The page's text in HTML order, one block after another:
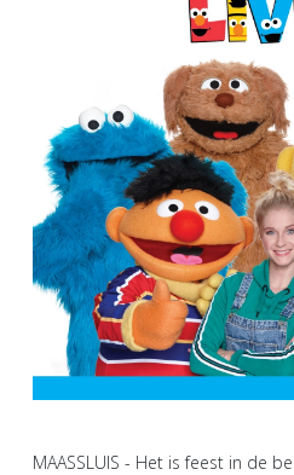
MAASSLUIS - Het is feest in de